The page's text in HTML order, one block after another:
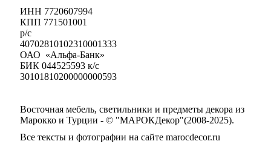
ИНН 7720607994
КПП 771501001
р/с
40702810102310001333
ОАО «Альфа-Банк»
БИК 044525593 к/с
30101810200000000593
Восточная мебель, светильники и предметы декора из
Марокко и Турции - © "МАРОКДекор"(2008-2025).
Все тексты и фотографии на сайте marocdecor.ru